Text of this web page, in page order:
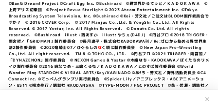
✕
©BanG Dream! Project ©Craft Egg Inc. ©Bushiroad ©異世界かるてっと／ＫＡＤＯＫＡＷＡ ©
上海アリス幻樂団 ©Project Revue Starlight © 2023 Ateam Entertainment Inc. ©Tokyo
Broadcasting System Television, Inc. ©Bushiroad ©Koi・芳文社／ご注文はBLOOM製作委員会で
すか？ © 2016 COVER Corp. © 2017 Manjuu Co.,Ltd. & YongShi Co.,Ltd. All Rights
Reserved. © 2017 Yostar, Inc. All Rights Reserved. © Donuts Co. Ltd. All rights
reserved. ©Bushiroad illust：西あすか illust: やちぇ(D4DJ) ©円谷プロ ©2018 TRIGGER・
雨宮哲／「GRIDMAN」製作委員会 ©長月達平・株式会社KADOKAWA刊／Re:ゼロから始める異世界生
活2製作委員会 ©2020竜騎士07／ひぐらしのなく頃に製作委員会 © New Japan Pro-Wrestling
Co.,Ltd. All right reserved. TM & © TOHO CO., LTD. ©円谷プロ ©2021 TRIGGER・雨宮哲／
「DYNAZENON」製作委員会 © NEXON Games & Yostar ©木緒なち・KADOKAWA／ぼくたちのリメ
イク製作委員会 ©2016 暁なつめ・三嶋くろね／ＫＡＤＯＫＡＷＡ／このすば製作委員会 ©World
Wonder Ring STARDOM © VISUAL ARTS/Key/KAGINADO ©あfろ・芳文社／野外活動委員会 ©C4
Connect Inc. ©てっぺんグランプリ実行委員会 ©Spider Lily／アニプレックス・ABCアニメーショ
ン・BS11 ©福本伸行／講談社 ®KODANSHA ©TYPE-MOON / FGC PROJECT ©柴・伏瀬・講談社／